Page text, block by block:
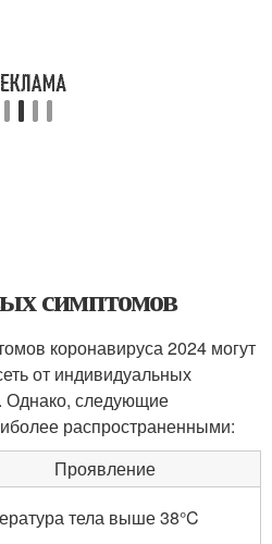
симптомов
коронавируса 2024 могут
от индивидуальных
Однако, следующие
распространенными:
Проявление
тела выше 38°C